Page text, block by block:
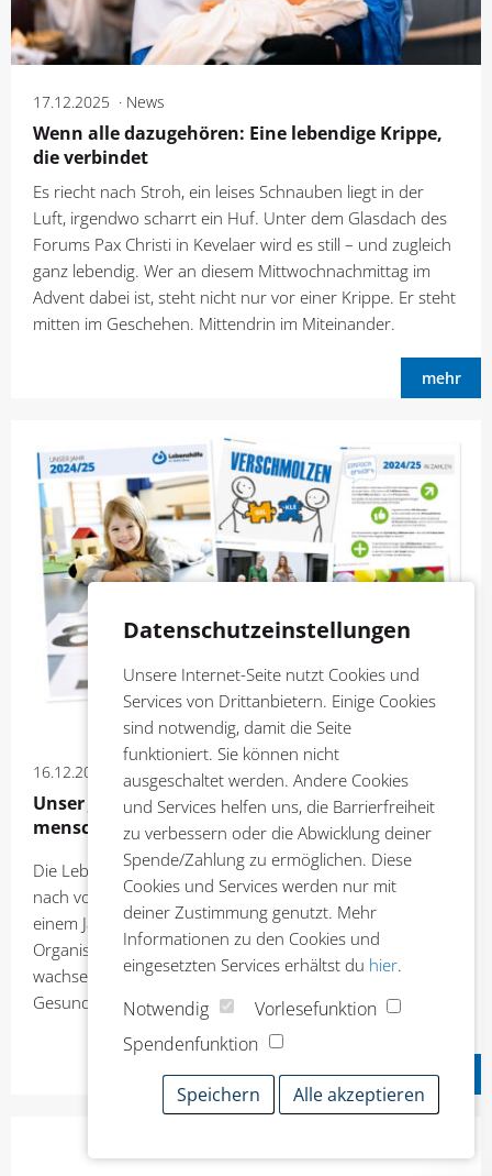
Datenschutzeinstellungen
Unsere Internet-Seite nutzt Cookies und
Services von Drittanbietern. Einige Cookies
sind notwendig, damit die Seite
funktioniert. Sie können nicht
ausgeschaltet werden. Andere Cookies
und Services helfen uns, die Barrierfreiheit
zu verbessern oder die Abwicklung deiner
Spende/Zahlung zu ermöglichen. Diese
Cookies und Services werden nur mit
deiner Zustimmung genutzt. Mehr
Informationen zu den Cookies und
eingesetzten Services erhältst du hier.
Notwendig
Vorlesefunktion
Spendenfunktion
Speichern Alle akzeptieren
17.12.2025 News
Wenn alle dazugehören: Eine lebendige Krippe,
die verbindet
Es riecht nach Stroh, ein leises Schnauben liegt in der
Luft, irgendwo scharrt ein Huf. Unter dem Glasdach des
Forums Pax Christi in Kevelaer wird es still – und zugleich
ganz lebendig. Wer an diesem Mittwochnachmittag im
Advent dabei ist, steht nicht nur vor einer Krippe. Er steht
mitten im Geschehen. Mittendrin im Miteinander.
mehr
16.12.2025
Unser Jahr 2024/25: Zukunft verlässlich und
menschlich gestalten
Die Lebenshilfe im Kreis Kleve zieht Bilanz – und schaut
nach vorn. Ihr Magazin „Unser Jahr 2024/25“ erzählt von
einem Jahr des Umbruchs: vom Zusammenschluss zweier
Organisationen, von neuen Angeboten und von
wachsenden Belastungen im Sozial- und
Gesundheitswesen.
mehr